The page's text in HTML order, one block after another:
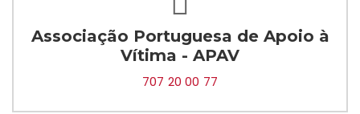
Associação Portuguesa de Apoio à
Vítima - APAV
707 20 00 77